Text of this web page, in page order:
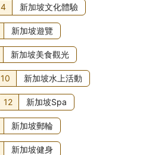
4 新加坡文化體驗
新加坡遊覽
新加坡美食觀光
10 新加坡水上活動
12 新加坡Spa
新加坡郵輪
新加坡健身